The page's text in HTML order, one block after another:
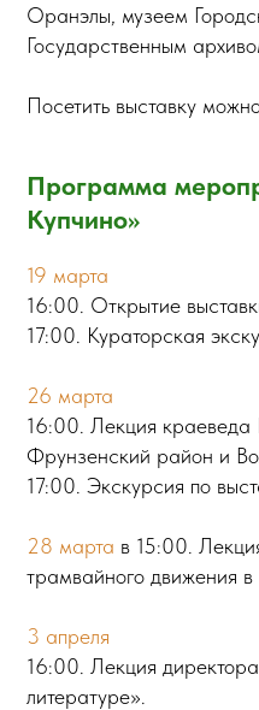
Оранэлы, музеем
Государственным
Посетить выставку
Программа
Купчино»
19 марта
16:00. Открытие
17:00. Кураторская
26 марта
16:00. Лекция краеведа
Фрунзенский район и
17:00. Экскурсия по
28 марта в 15:00.
трамвайного движения в
3 апреля
16:00. Лекция
литературе».